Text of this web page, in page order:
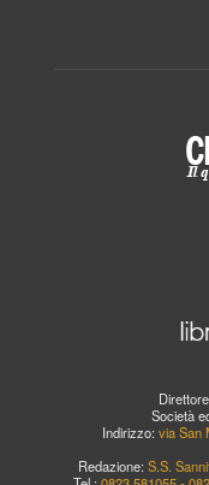
Società
Indirizzo: via San
Redazione: S.S.